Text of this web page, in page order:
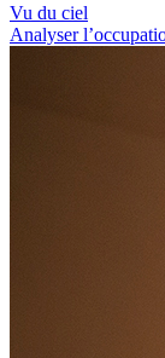
Vu du ciel
Analyser